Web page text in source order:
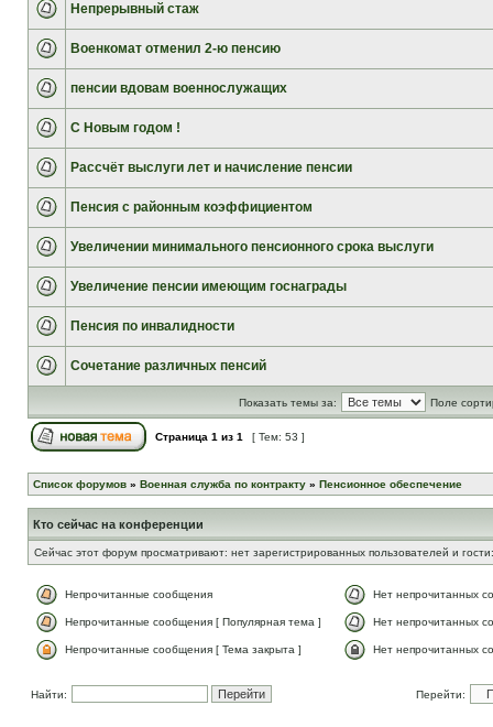
Непрерывный стаж
Военкомат отменил 2-ю пенсию
пенсии вдовам военнослужащих
С Новым годом !
Рассчёт выслуги лет и начисление пенсии
Пенсия с районным коэффициентом
Увеличении минимального пенсионного срока выслуги
Увеличение пенсии имеющим госнаграды
Пенсия по инвалидности
Сочетание различных пенсий
Показать темы за: Поле
Страница 1 из 1 [ Тем: 53 ]
Список форумов » Военная служба по контракту » Пенсионное обеспечение
Кто сейчас на конференции
Сейчас этот форум просматривают: нет зарегистрированных пользователей и
Непрочитанные сообщения Нет непрочитанных
Непрочитанные сообщения [ Популярная тема ] Нет непрочитанных
Непрочитанные сообщения [ Тема закрыта ] Нет непрочитанных
Найти: Перейти: